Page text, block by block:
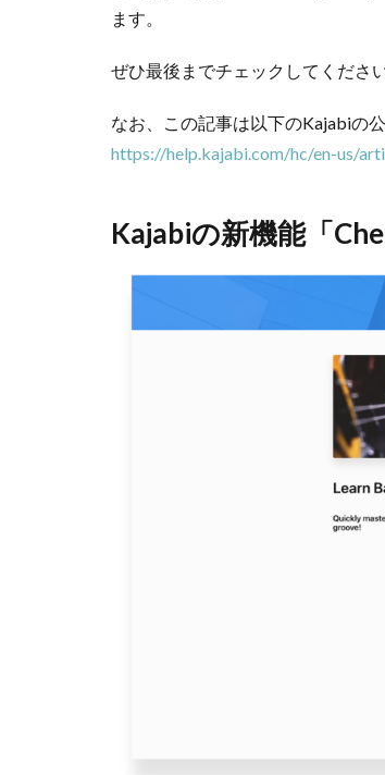
ます。
ぜひ最後までチェックしてください
なお、この記事は以下のKajabiの
https://help.kajabi.com/hc/en-us/
Kajabiの新機能「